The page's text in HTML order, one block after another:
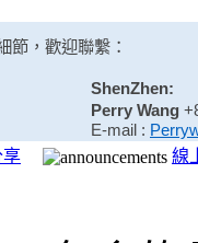
節，歡迎聯繫：
ShenZhen:
Perry Wang
E-mail :
享 線